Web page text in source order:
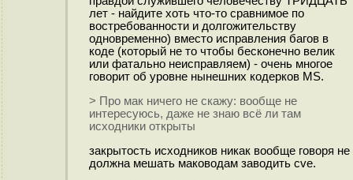
лет - найдите хоть что-то сравнимое по
востребованности и долгожительству
одновременно) вместо исправления багов в
коде (который не то чтобы бесконечно велик
или фатально неисправляем) - очень многое
говорит об уровне нынешних кодерков MS.
> Про мак ничего не скажу: вообще не
интересуюсь, даже не знаю всё ли там
исходники открыты
закрытость исходников никак вообще говоря не
должна мешать маководам заводить cve.